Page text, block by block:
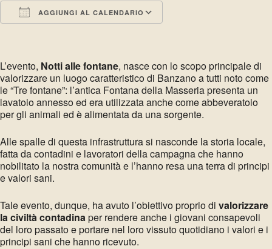
AGGIUNGI AL CALENDARIO
L’evento, Notti alle fontane, nasce con lo scopo principale di
valorizzare un luogo caratteristico di Banzano a tutti noto come
le “Tre fontane”: l’antica Fontana della Masseria presenta un
lavatoio annesso ed era utilizzata anche come abbeveratoio
per gli animali ed è alimentata da una sorgente.
Alle spalle di questa infrastruttura si nasconde la storia locale,
fatta da contadini e lavoratori della campagna che hanno
nobilitato la nostra comunità e l’hanno resa una terra di principi
e valori sani.
Tale evento, dunque, ha avuto l’obiettivo proprio di valorizzare
la civiltà contadinaper rendere anche i giovani consapevoli
del loro passato e portare nel loro vissuto quotidiano i valori e i
principi sani che hanno ricevuto.